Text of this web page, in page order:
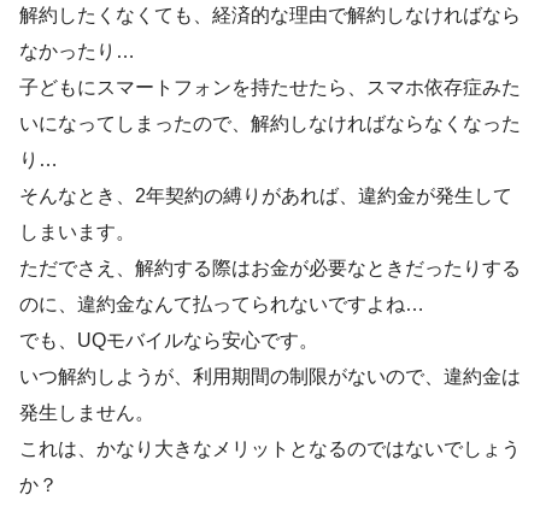
解約したくなくても、経済的な理由で解約しなければなら
なかったり…
子どもにスマートフォンを持たせたら、スマホ依存症みた
いになってしまったので、解約しなければならなくなった
り…
そんなとき、2年契約の縛りがあれば、違約金が発生して
しまいます。
ただでさえ、解約する際はお金が必要なときだったりする
のに、違約金なんて払ってられないですよね…
でも、UQモバイルなら安心です。
いつ解約しようが、利用期間の制限がないので、違約金は
発生しません。
これは、かなり大きなメリットとなるのではないでしょう
か？